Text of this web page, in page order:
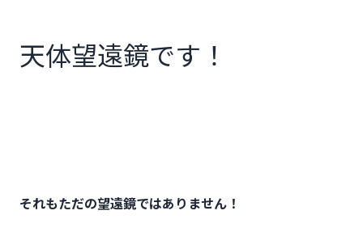
天体望遠鏡です！
それもただの望遠鏡ではありません！